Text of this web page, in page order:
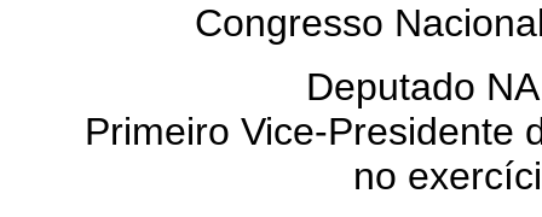
Congresso
Deputado
Primeiro Vice-Presidente
no